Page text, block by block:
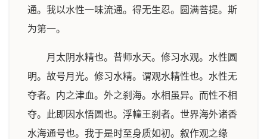
通。我以水性一味流通。得无生忍。圆满菩提。斯
为第一。
月太阴水精也。昔师水天。修习水观。水性圆
明。故号月光。修习水精。谓观水精性也。水性无
夺者。内之津血。外之刹海。水相虽异。而性不相
夺。此即因水悟圆也。浮幢王刹者。世界海外诸香
水海通号也。我于是时至身质如初。叙作观之缘